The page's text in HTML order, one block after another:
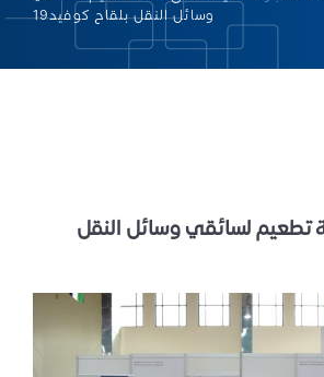
وسائل النقل بلقاح كوفيد19
تطعيم لسائقي وسائل النقل